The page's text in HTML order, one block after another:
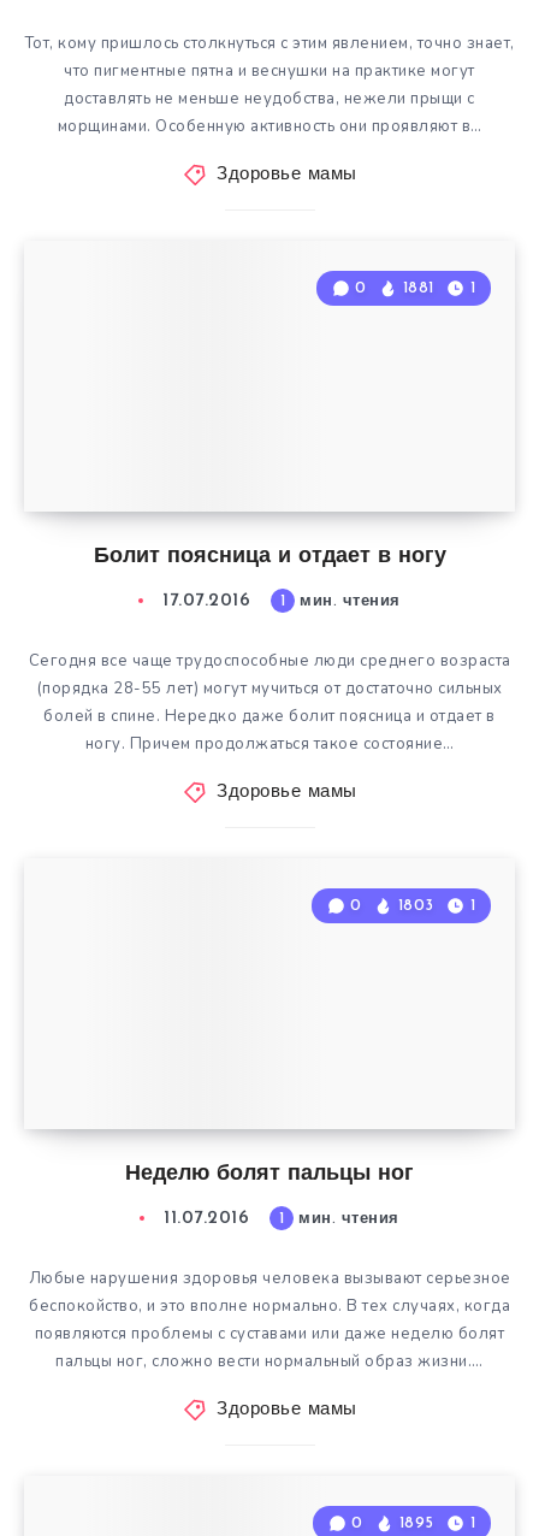
Тот, кому пришлось столкнуться с этим явлением, точно знает,
что пигментные пятна и веснушки на практике могут
доставлять не меньше неудобства, нежели прыщи с
морщинами. Особенную активность они проявляют в…
Здоровье мамы
Болит поясница и отдает в ногу
0 1881 1
17.07.2016 1 мин. чтения
Сегодня все чаще трудоспособные люди среднего возраста
(порядка 28-55 лет) могут мучиться от достаточно сильных
болей в спине. Нередко даже болит поясница и отдает в
ногу. Причем продолжаться такое состояние…
Здоровье мамы
Неделю болят пальцы ног
0 1803 1
11.07.2016 1 мин. чтения
Любые нарушения здоровья человека вызывают серьезное
беспокойство, и это вполне нормально. В тех случаях, когда
появляются проблемы с суставами или даже неделю болят
пальцы ног, сложно вести нормальный образ жизни….
Здоровье мамы
0 1895 1